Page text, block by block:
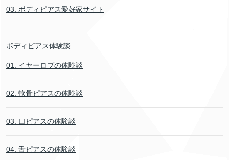
03. ボディピアス愛好家サイト
ボディピアス体験談
01. イヤーロブの体験談
02. 軟骨ピアスの体験談
03. 口ピアスの体験談
04. 舌ピアスの体験談